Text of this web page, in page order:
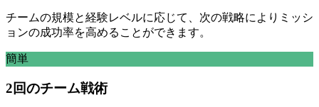
チームの規模と経験レベルに応じて、次の戦略によりミッシ
ョンの成功率を高めることができます。
簡単
2回のチーム戦術